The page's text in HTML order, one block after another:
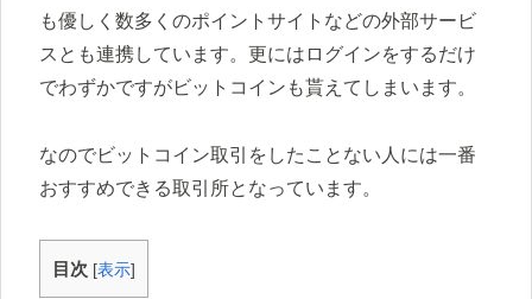
も優しく数多くのポイントサイトなどの外部サービ
スとも連携しています。更にはログインをするだけ
でわずかですがビットコインも貰えてしまいます。
なのでビットコイン取引をしたことない人には一番
おすすめできる取引所となっています。
目次 [表示]